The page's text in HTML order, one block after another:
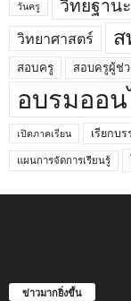
วันครู วิทยฐานะ
วิทยาศาสตร์ ส
สอบครู สอบครูผู้ช่
อบรมออ
เปิดภาคเรียน เรียกบ
แผนการจัดการเรียนรู้
ข่าวมากยิ่งขึ้น